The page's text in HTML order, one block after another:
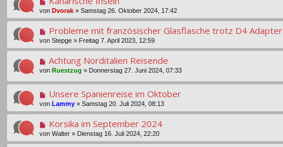
von Dvorak » Samstag 26. Oktober 2024, 17:42
Probleme mit französischer Glasflasche trotz D4 Adapter
von Stepge » Freitag 7. April 2023, 12:59
Achtung Norditalien Reisende
von Ruestzug » Donnerstag 27. Juni 2024, 07:33
Unsere Spanienreise im Oktober
von Lammy » Samstag 20. Juli 2024, 08:13
Korsika im September 2024
von Walter » Dienstag 16. Juli 2024, 22:20